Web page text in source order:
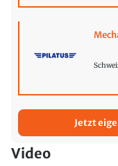
Jetzt
Video